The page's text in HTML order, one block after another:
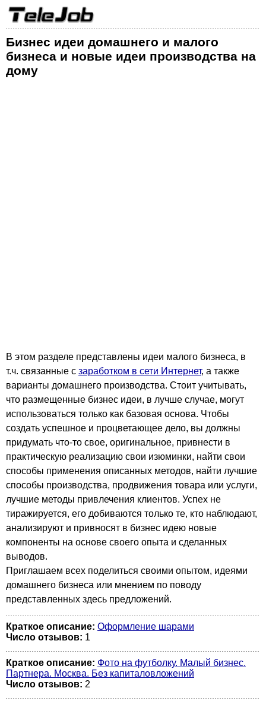
Бизнес идеи домашнего и малого
бизнеса и новые идеи производства на
дому
В этом разделе представлены идеи малого бизнеса, в
т.ч. связанные с заработком в сети Интернет, а также
варианты домашнего производства. Стоит учитывать,
что размещенные бизнес идеи, в лучше случае, могут
использоваться только как базовая основа. Чтобы
создать успешное и процветающее дело, вы должны
придумать что-то свое, оригинальное, привнести в
практическую реализацию свои изюминки, найти свои
способы применения описанных методов, найти лучшие
способы производства, продвижения товара или услуги,
лучшие методы привлечения клиентов. Успех не
тиражируется, его добиваются только те, кто наблюдают,
анализируют и привносят в бизнес идею новые
компоненты на основе своего опыта и сделанных
выводов.
Приглашаем всех поделиться своими опытом, идеями
домашнего бизнеса или мнением по поводу
представленных здесь предложений.
Краткое описание: Оформление шарами
Число отзывов: 1
Краткое описание: Фото на футболку. Малый бизнес.
Партнера. Москва. Без капиталовложений
Число отзывов: 2